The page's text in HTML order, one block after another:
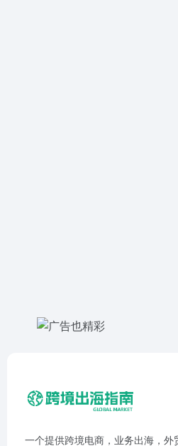
一个提供跨境电商，业务出海，外